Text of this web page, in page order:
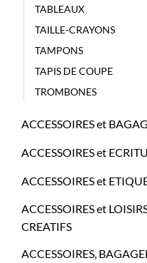
TABLEAUX
TAILLE-CRAYONS
TAMPONS
TAPIS DE COUPE
TROMBONES
ACCESSOIRES et
ACCESSOIRES et
ACCESSOIRES et
ACCESSOIRES et
CREATIFS
ACCESSOIRES,